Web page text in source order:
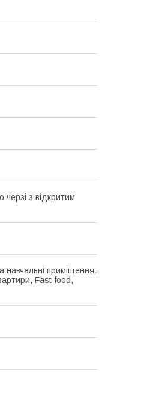
черзі з відкритим
навчальні приміщення,
Fast-food,